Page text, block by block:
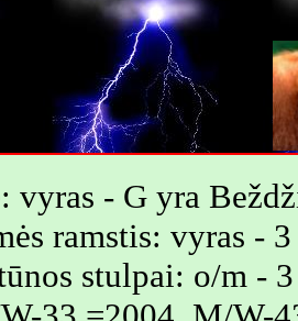
vyras - G yra
ramstis: vyras -
stulpai: o/m -